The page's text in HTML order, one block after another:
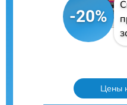
-20%
Цены